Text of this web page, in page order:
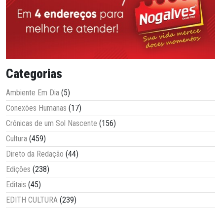
Categorias
Ambiente Em Dia (5)
Conexões Humanas (17)
Crônicas de um Sol Nascente (156)
Cultura (459)
Direto da Redação (44)
Edições (238)
Editais (45)
EDITH CULTURA (239)